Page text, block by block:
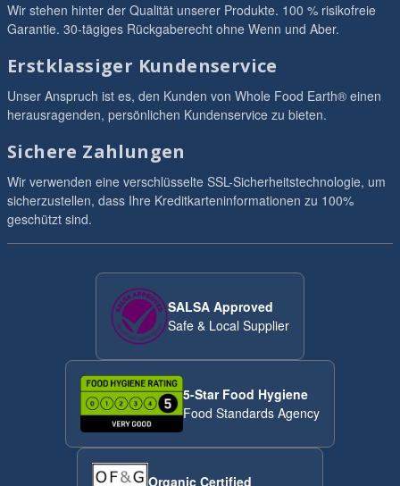
Wir stehen hinter der Qualität unserer Produkte. 100 % risikofreie
Garantie. 30-tägiges Rückgaberecht ohne Wenn und Aber.
Erstklassiger Kundenservice
Unser Anspruch ist es, den Kunden von Whole Food Earth® einen
herausragenden, persönlichen Kundenservice zu bieten.
Sichere Zahlungen
Wir verwenden eine verschlüsselte SSL-Sicherheitstechnologie, um
sicherzustellen, dass Ihre Kreditkarteninformationen zu 100%
geschützt sind.
SALSA Approved
Safe & Local Supplier
5-Star Food Hygiene
Food Standards Agency
Organic Certified